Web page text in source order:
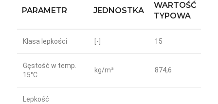
PARAMETR JEDNOSTKA
WARTOŚĆ
TYPOWA
Klasa lepkości [-] 15
Gęstość w temp.
15°C
kg/m³ 874,6
Lepkość